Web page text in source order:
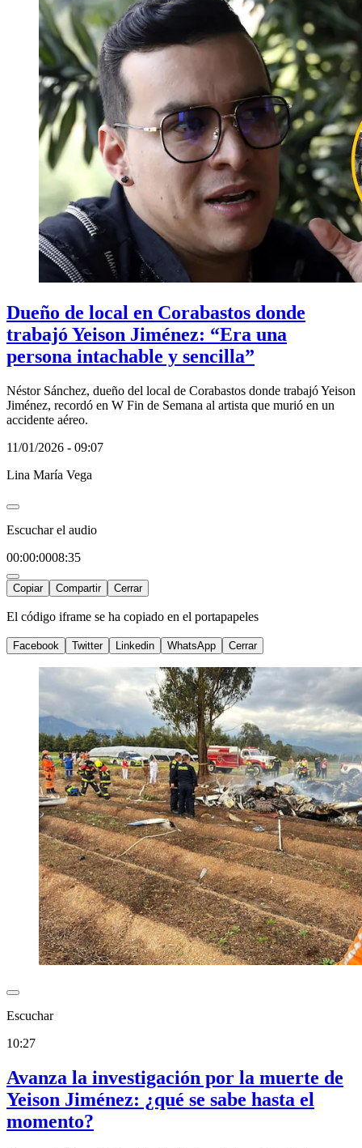
Dueño de local en Corabastos donde
trabajó Yeison Jiménez: “Era una
persona intachable y sencilla”
Néstor Sánchez, dueño del local de Corabastos donde trabajó Yeison
Jiménez, recordó en W Fin de Semana al artista que murió en un
accidente aéreo.
11/01/2026 - 09:07
Lina María Vega
Escuchar el audio
00:00:0008:35
Copiar Compartir Cerrar
El código iframe se ha copiado en el portapapeles
Facebook Twitter Linkedin WhatsApp Cerrar
Escuchar
10:27
Avanza la investigación por la muerte de
Yeison Jiménez: ¿qué se sabe hasta el
momento?